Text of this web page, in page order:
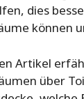
dies
können
Artikel
über